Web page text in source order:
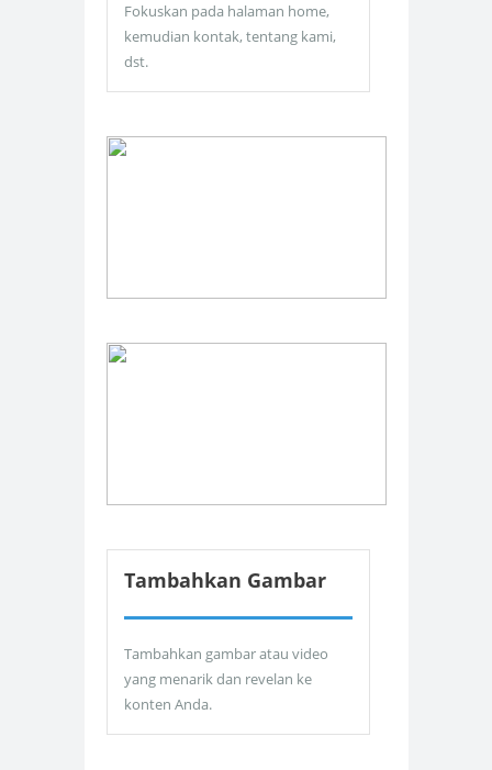
Fokuskan pada halaman home,
kemudian kontak, tentang kami,
dst.
Tambahkan Gambar
Tambahkan gambar atau video
yang menarik dan revelan ke
konten Anda.